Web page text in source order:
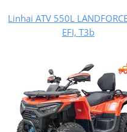
Linhai ATV 550L
EFI, T3b